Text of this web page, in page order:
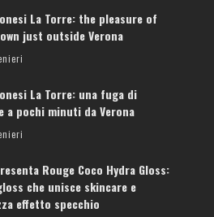
La Torre: the pleasure of
just outside Verona
La Torre: una fuga di
a pochi minuti da Verona
Rouge Coco Hydra Gloss:
che unisce skincare e
effetto specchio